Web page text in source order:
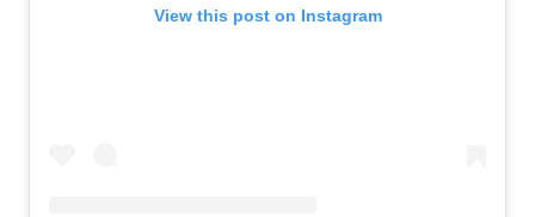
View this post on Instagram